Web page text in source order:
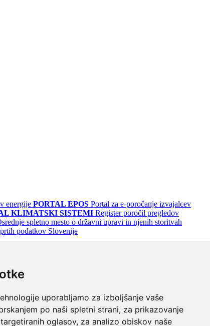
uporabljamo za izboljšanje vaše
po naši spletni strani, za prikazovanje
oglasov, za analizo obiskov naše
energije PORTAL EPOS Portal za e-poročanje izvajalcev
KLIMATSKI SISTEMI Register poročil pregledov
spletno mesto o državni upravi in njenih storitvah
podatkov Slovenije